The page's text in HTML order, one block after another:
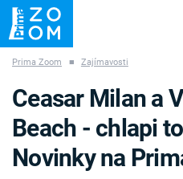
ZÁHADY VETŘELCI
Prima Zoom ■ Zajímavosti
Ceasar Milan a
Beach - chlapi
Novinky na